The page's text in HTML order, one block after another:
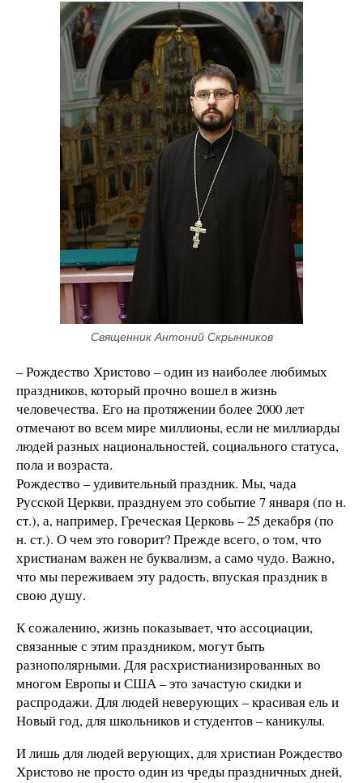
Священник Антоний Скрынников
– Рождество Христово – один из наиболее любимых
праздников, который прочно вошел в жизнь
человечества. Его на протяжении более 2000 лет
отмечают во всем мире миллионы, если не миллиарды
людей разных национальностей, социального статуса,
пола и возраста.
Рождество – удивительный праздник. Мы, чада
Русской Церкви, празднуем это событие 7 января (по н.
ст.), а, например, Греческая Церковь – 25 декабря (по
н. ст.). О чем это говорит? Прежде всего, о том, что
христианам важен не буквализм, а само чудо. Важно,
что мы переживаем эту радость, впуская праздник в
свою душу.
К сожалению, жизнь показывает, что ассоциации,
связанные с этим праздником, могут быть
разнополярными. Для расхристианизированных во
многом Европы и США – это зачастую скидки и
распродажи. Для людей неверующих – красивая ель и
Новый год, для школьников и студентов – каникулы.
И лишь для людей верующих, для христиан Рождество
Христово не просто один из чреды праздничных дней,